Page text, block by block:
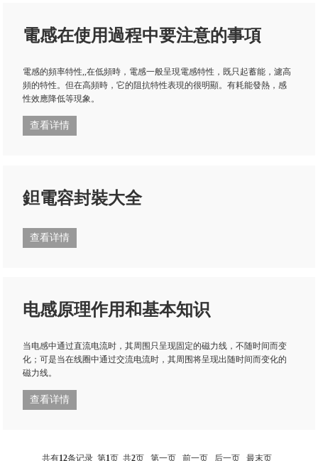
電感在使用過程中要注意的事項
電感的頻率特性,,在低頻時，電感一般呈現電感特性，既只起蓄能，濾高
頻的特性。但在高頻時，它的阻抗特性表現的很明顯。有耗能發熱，感
性效應降低等現象。
查看详情
鉭電容封裝大全
查看详情
电感原理作用和基本知识
当电感中通过直流电流时，其周围只呈现固定的磁力线，不随时间而变
化；可是当在线圈中通过交流电流时，其周围将呈现出随时间而变化的
磁力线。
查看详情
共有12条记录 第1页 共2页 第一页 前一页 后一页 最末页